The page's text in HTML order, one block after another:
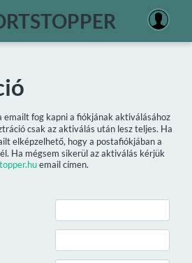
fog kapni a fiókjának aktiválásához
csak az aktiválás után lesz teljes. Ha
elképzelhető, hogy a postafiókjában a
Ha mégsem sikerül az aktiválás kérjük
email címen.